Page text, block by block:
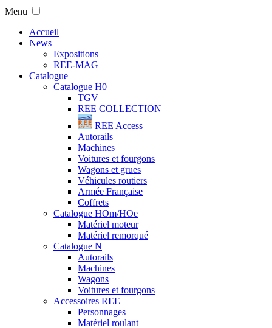
Menu
Accueil
News
Expositions
REE-MAG
Catalogue
Catalogue H0
TGV
REE COLLECTION
REE Access
Autorails
Machines
Voitures et fourgons
Wagons et grues
Véhicules routiers
Armée Française
Coffrets
Catalogue HOm/HOe
Matériel moteur
Matériel remorqué
Catalogue N
Autorails
Machines
Wagons
Voitures et fourgons
Accessoires REE
Personnages
Matériel roulant